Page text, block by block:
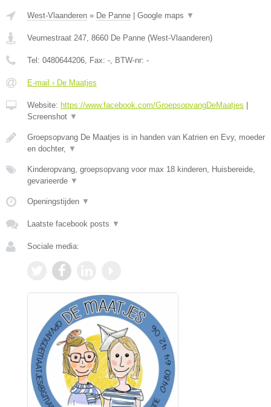
West-Vlaanderen » De Panne Google maps ▼
Veurnestraat 247 8660 De Panne (West-Vlaanderen)
Tel: 0480644206 , Fax: - , BTW-nr: -
E-mail › De Maatjes
Website: https://www.facebook.com/GroepsopvangDeMaatjes
Screenshot ▼
Groepsopvang De Maatjes is in handen van Katrien en Evy, moeder
en dochter,
▼
Kinderopvang, groepsopvang voor max 18 kinderen, Huisbereide,
gevarieerde ▼
Openingstijden ▼
Laatste facebook posts ▼
Sociale media: